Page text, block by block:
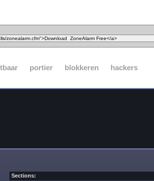
portier blokkeren hackers
Sections: